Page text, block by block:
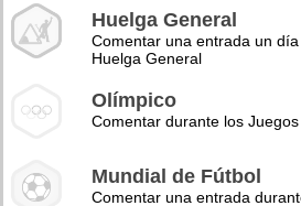
Huelga General
Comentar una entrada un
Huelga General
Olímpico
Comentar durante los
Mundial de Fútbol
Comentar una entrada